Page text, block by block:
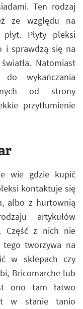
Ten rodzaj
ze względu na
Płyty pleksi
i sprawdzą się na
Natomiast
wykańczania
od strony
przytłumienie
wie gdzie kupić
kontaktuje się
albo z hurtownią
artykułów
Część z nich nie
tworzywa na
w sklepach czy
Bricomarche lub
ono tam łatwo
w stanie tanio